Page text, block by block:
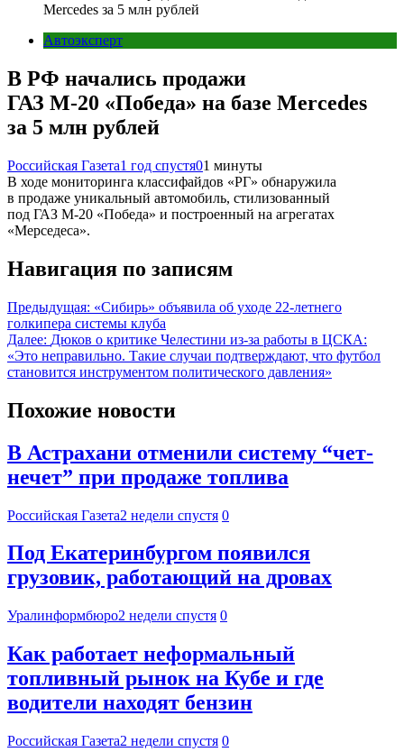
Mercedes за 5 млн рублей
Автоэксперт
В РФ начались продажи
ГАЗ М-20 «Победа» на базе Mercedes
за 5 млн рублей
Российская Газета1 год спустя01 минуты
В ходе мониторинга классифайдов «РГ» обнаружила
в продаже уникальный автомобиль, стилизованный
под ГАЗ М-20 «Победа» и построенный на агрегатах
«Мерседеса».
Навигация по записям
Предыдущая: «Сибирь» объявила об уходе 22-летнего
голкипера системы клуба
Далее: Дюков о критике Челестини из-за работы в ЦСКА:
«Это неправильно. Такие случаи подтверждают, что футбол
становится инструментом политического давления»
Похожие новости
В Астрахани отменили систему “чет-
нечет” при продаже топлива
Российская Газета2 недели спустя 0
Под Екатеринбургом появился
грузовик, работающий на дровах
Уралинформбюро2 недели спустя 0
Как работает неформальный
топливный рынок на Кубе и где
водители находят бензин
Российская Газета2 недели спустя 0